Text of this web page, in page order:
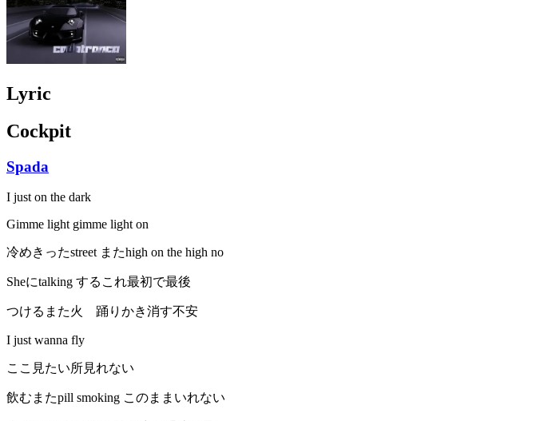
Lyric
Cockpit
Spada
I just on the dark
Gimme light gimme light on
冷めきったstreet またhigh on the high no
Sheにtalking するこれ最初で最後
つけるまた火 踊りかき消す不安
I just wanna fly
ここ見たい所見れない
飲むまたpill smoking このままいれない